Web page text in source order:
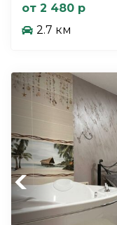
от 2 480 р
2.7 км
Previous